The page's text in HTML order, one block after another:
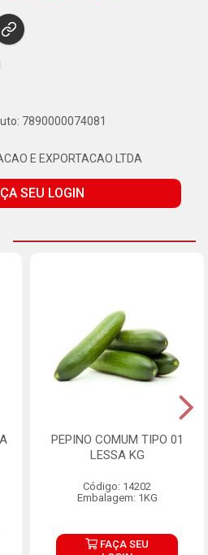
7890000074081
E EXPORTACAO LTDA
SEU LOGIN
PEPINO COMUM TIPO 01
LESSA KG
Código: 14202
Embalagem: 1KG
FAÇA SEU